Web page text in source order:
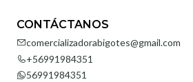
CONTÁCTANOS
comercializadorabigotes@gmail.com
+56991984351
56991984351